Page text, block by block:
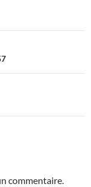
commentaire.